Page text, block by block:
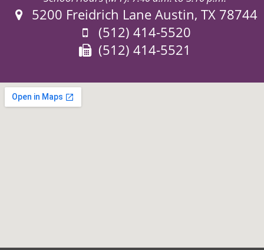
Address:
5200 Freidrich Lane Austin, TX 78744
Phone:
(512) 414-5520
Fax:
(512) 414-5521